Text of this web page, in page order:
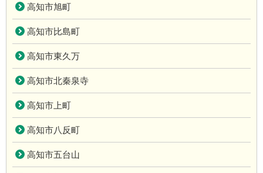
高知市旭町
高知市比島町
高知市東久万
高知市北秦泉寺
高知市上町
高知市八反町
高知市五台山